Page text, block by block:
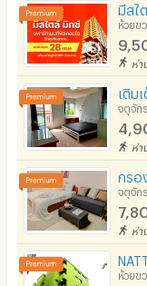
มีสไ
ห้วยข
ห่า
เติม
จตุจัก
ห่า
กรอ
จตุจัก
ห่า
ห้วยข